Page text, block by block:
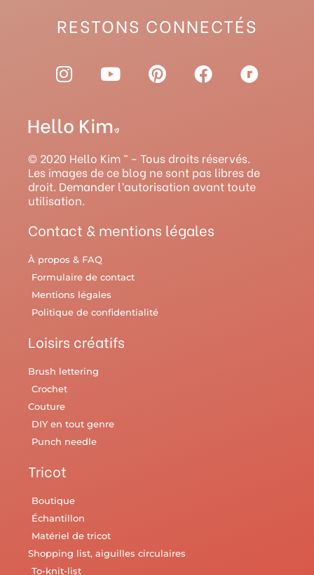
RESTONS CONNECTÉS
I
n
a
g
r
a
m
Y
o
u
b
e
P
i
r
e
s
F
a
o
o
k
R
a
y
© 2020 Hello Kim ™ – Tous droits réservés.
Les images de ce blog ne sont pas libres de
droit. Demander l’autorisation avant toute
utilisation.
Contact & mentions légales
À propos & FAQ
Formulaire de contact
Mentions légales
Politique de confidentialité
Loisirs créatifs
Brush lettering
Crochet
Couture
DIY en tout genre
Punch needle
Tricot
Boutique
Échantillon
Matériel de tricot
Shopping list, aiguilles circulaires
To-knit-list